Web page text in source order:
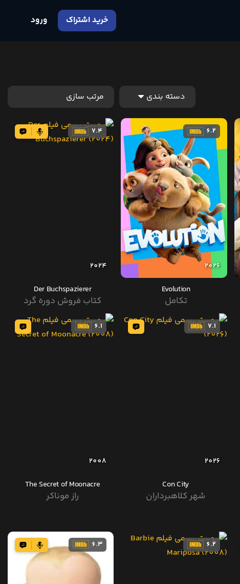
خرید اشتراک ورود
6.2
2026
Evolution
تکامل
7.4
2024
Der Buchspazierer
کتاب فروش دوره گرد
7.1
2026
Con City
شهر کلاهبرداران
6.1
2008
The Secret of Moonacre
راز موناکر
6.2
6.3